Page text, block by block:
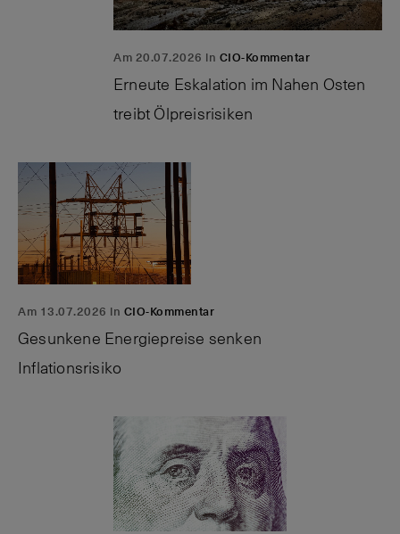
Am 20.07.2026 in CIO-Kommentar
Erneute Eskalation im Nahen Osten
treibt Ölpreisrisiken
Am 13.07.2026 in CIO-Kommentar
Gesunkene Energiepreise senken
Inflationsrisiko